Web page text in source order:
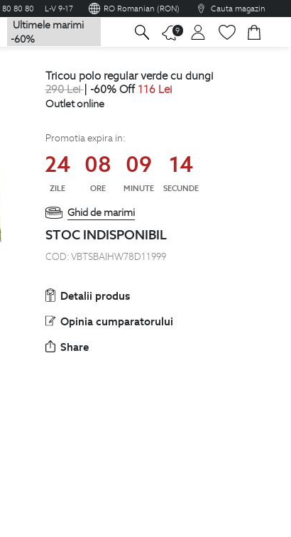
80 80 L-V 9-17 RO Romanian (RON) Cauta magazin
Ultimele marimi
-60%
9
290Lei| -60% Off 116Lei
Outlet online
24 08 09 13
STOC INDISPONIBIL
Detalii produs
Opinia cumparatorului